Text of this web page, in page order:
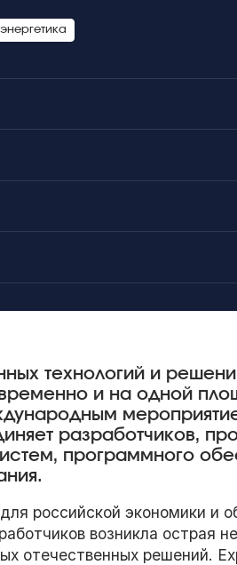
технологий и
и на одной
разработчиков,
программного
российской экономики и
возникла острая
отечественных решений.